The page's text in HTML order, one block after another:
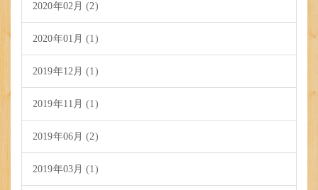
2020年02月 (2)
2020年01月 (1)
2019年12月 (1)
2019年11月 (1)
2019年06月 (2)
2019年03月 (1)